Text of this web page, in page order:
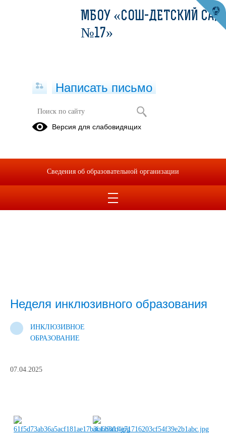
Неделя инклюзивного образования
ИНКЛЮЗИВНОЕ
ОБРАЗОВАНИЕ
07.04.2025
МБОУ «СОШ-ДЕТСКИЙ САД
№17»
Написать письмо
Версия для слабовидящих
Сведения об образовательной организации